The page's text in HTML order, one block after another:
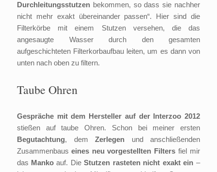
Durchleitungsstutzen bekommen, so dass sie nachher
nicht mehr exakt übereinander passen“. Hier sind die
Filterkörbe mit einem Stutzen versehen, die das
angesaugte Wasser durch den gesamten
aufgeschichteten Filterkorbaufbau leiten, um es dann von
unten nach oben zu filtern.
Taube Ohren
Gespräche mit dem Hersteller auf der Interzoo 2012
stießen auf taube Ohren. Schon bei meiner ersten
Begutachtung, dem Zerlegen und anschließenden
Zusammenbaus eines neu vorgestellten Filters fiel mir
das Manko auf. Die Stutzen rasteten nicht exakt ein –